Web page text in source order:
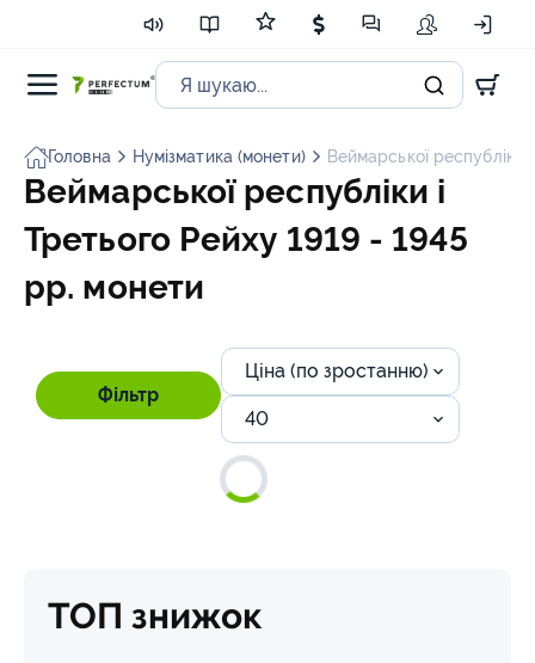
Головна Нумізматика (монети) Веймарської республіки
Веймарської республіки і
Третього Рейху 1919 - 1945
рр. монети
Фільтр
Ціна (по зростанню)
40
ТОП знижок